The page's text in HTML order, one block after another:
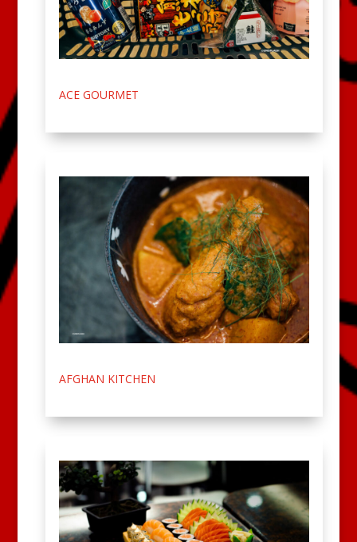
ACE GOURMET
AFGHAN KITCHEN